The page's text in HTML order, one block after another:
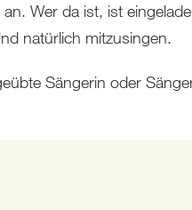
Wer da ist, ist
natürlich mitzusingen.
Sängerin oder